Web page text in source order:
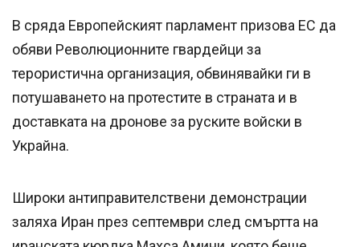
В сряда Европейският парламент призова ЕС да
обяви Революционните гвардейци за
терористична организация, обвинявайки ги в
потушаването на протестите в страната и в
доставката на дронове за руските войски в
Украйна.
Широки антиправителствени демонстрации
заляха Иран през септември след смъртта на